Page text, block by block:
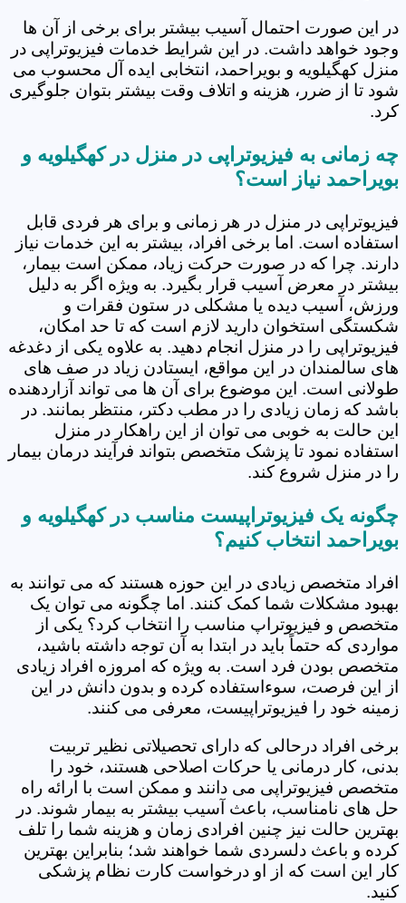
در این صورت احتمال آسیب بیشتر برای برخی از آن ها
وجود خواهد داشت. در این شرایط خدمات فیزیوتراپی در
منزل کهگیلویه و بویراحمد، انتخابی ایده آل محسوب می
شود تا از ضرر، هزینه و اتلاف وقت بیشتر بتوان جلوگیری
کرد.
چه زمانی به فیزیوتراپی در منزل در کهگیلویه و
بویراحمد نیاز است؟
فیزیوتراپی در منزل در هر زمانی و برای هر فردی قابل
استفاده است. اما برخی افراد، بیشتر به این خدمات نیاز
دارند. چرا که در صورت حرکت زیاد، ممکن است بیمار،
بیشتر در معرض آسیب قرار بگیرد. به ویژه اگر به دلیل
ورزش، آسیب دیده یا مشکلی در ستون فقرات و
شکستگی استخوان دارید لازم است که تا حد امکان،
فیزیوتراپی را در منزل انجام دهید. به علاوه یکی از دغدغه
های سالمندان در این مواقع، ایستادن زیاد در صف های
طولانی است. این موضوع برای آن ها می تواند آزاردهنده
باشد که زمان زیادی را در مطب دکتر، منتظر بمانند. در
این حالت به خوبی می توان از این راهکار در منزل
استفاده نمود تا پزشک متخصص بتواند فرآیند درمان بیمار
را در منزل شروع کند.
چگونه یک فیزیوتراپیست مناسب در کهگیلویه و
بویراحمد انتخاب کنیم؟
افراد متخصص زیادی در این حوزه هستند که می توانند به
بهبود مشکلات شما کمک کنند. اما چگونه می توان یک
متخصص و فیزیوتراپ مناسب را انتخاب کرد؟ یکی از
مواردی که حتماً باید در ابتدا به آن توجه داشته باشید،
متخصص بودن فرد است. به ویژه که امروزه افراد زیادی
از این فرصت، سوءاستفاده کرده و بدون دانش در این
زمینه خود را فیزیوتراپیست، معرفی می کنند.
برخی افراد درحالی که دارای تحصیلاتی نظیر تربیت
بدنی، کار درمانی یا حرکات اصلاحی هستند، خود را
متخصص فیزیوتراپی می دانند و ممکن است با ارائه راه
حل های نامناسب، باعث آسیب بیشتر به بیمار شوند. در
بهترین حالت نیز چنین افرادی زمان و هزینه شما را تلف
کرده و باعث دلسردی شما خواهند شد؛ بنابراین بهترین
کار این است که از او درخواست کارت نظام پزشکی
کنید.